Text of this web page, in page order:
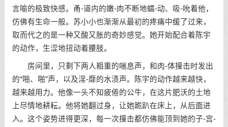
言喻的极致快感。甬-道内的嫩-肉不断地蠕-动、吸-吮着他，
仿佛有生命一般。苏小小也渐渐从最初的疼痛中缓了过来，
取而代之的是一种又酸又胀的奇妙感觉。她开始配合着陈宇
的动作，生涩地扭动着腰肢。
房间里，只剩下两人粗重的喘息声，和肉-体撞击时发出
的“啪、啪”声，以及淫-靡的水渍声。陈宇的动作越来越快，
越来越用力。他像一头不知疲倦的公牛，在这片肥沃的土地
上尽情地耕耘。他将她翻过身，让她跪趴在床上，从后面进
入。这个姿势进得更深，每一次撞击都仿佛能顶到她的子-宫-